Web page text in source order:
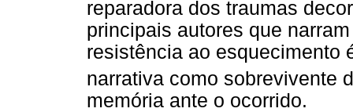
reparadora dos traumas
principais autores que
resistência ao esquecimento
narrativa como sobrevivente
memória ante o ocorrido.